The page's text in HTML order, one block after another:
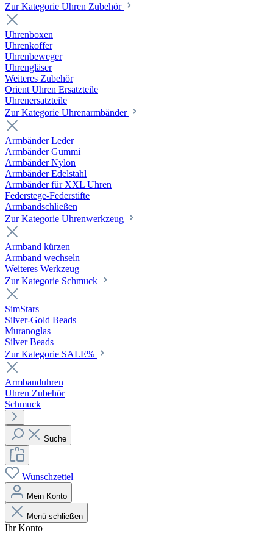
Zur Kategorie Uhren Zubehör
Uhrenboxen
Uhrenkoffer
Uhrenbeweger
Uhrengläser
Weiteres Zubehör
Orient Uhren Ersatzteile
Uhrenersatzteile
Zur Kategorie Uhrenarmbänder
Armbänder Leder
Armbänder Gummi
Armbänder Nylon
Armbänder Edelstahl
Armbänder für XXL Uhren
Federstege-Federstifte
Armbandschließen
Zur Kategorie Uhrenwerkzeug
Armband kürzen
Armband wechseln
Weiteres Werkzeug
Zur Kategorie Schmuck
SimStars
Silver-Gold Beads
Muranoglas
Silver Beads
Zur Kategorie SALE%
Armbanduhren
Uhren Zubehör
Schmuck
Suche
Wunschzettel
Mein Konto
Menü schließen
Ihr Konto